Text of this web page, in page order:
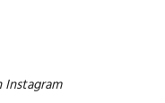
Instagram